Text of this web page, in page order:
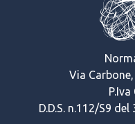
Via
D.D.S. n.112/S9